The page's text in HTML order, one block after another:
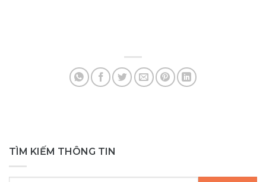
Hà Nội (ngày 12/07/2026), TP. Hồ Chí Minh
TÌM KIẾM THÔNG TIN